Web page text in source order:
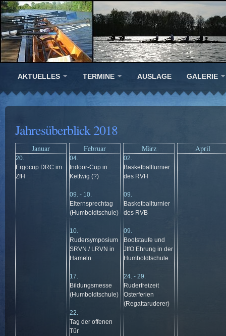
AKTUELLES TERMINE AUSLAGE GALERIE
Jahresüberblick 2018
Januar
20.
Ergocup DRC im
ZfH
Februar
04.
Indoor-Cup in
Kettwig (?)
09. - 10.
Elternsprechtag
(Humboldtschule)
10.
Rudersymposium
SRVN / LRVN in
Hameln
17.
Bildungsmesse
(Humboldtschule)
22.
Tag der offenen
Tür
März
02.
Basketballturnier
des RVH
09.
Basketballturnier
des RVB
09.
Bootstaufe und
JtfO Ehrung in der
Humboldtschule
24. - 29.
Ruderfreizeit
Osterferien
(Regattaruderer)
April